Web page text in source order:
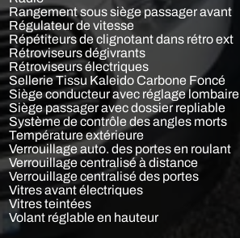
Rangement sous siège passager avant
Régulateur de vitesse
Répétiteurs de clignotant dans rétro ext
Rétroviseurs dégivrants
Rétroviseurs électriques
Sellerie Tissu Kaleido Carbone Foncé
Siège conducteur avec réglage lombaire
Siège passager avec dossier repliable
Système de contrôle des angles morts
Température extérieure
Verrouillage auto. des portes en roulant
Verrouillage centralisé à distance
Verrouillage centralisé des portes
Vitres avant électriques
Vitres teintées
Volant réglable en hauteur